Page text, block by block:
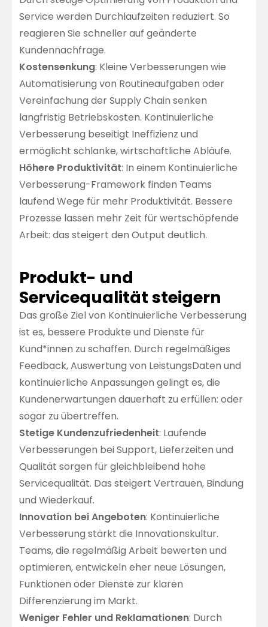
Service werden Durchlaufzeiten reduziert. So
reagieren Sie schneller auf geänderte
Kundennachfrage.
Kostensenkung: Kleine Verbesserungen wie
Automatisierung von Routineaufgaben oder
Vereinfachung der Supply Chain senken
langfristig Betriebskosten. Kontinuierliche
Verbesserung beseitigt Ineffizienz und
ermöglicht schlanke, wirtschaftliche Abläufe.
Höhere Produktivität: In einem Kontinuierliche
Verbesserung-Framework finden Teams
laufend Wege für mehr Produktivität. Bessere
Prozesse lassen mehr Zeit für wertschöpfende
Arbeit: das steigert den Output deutlich.
Produkt- und
Servicequalität steigern
Das große Ziel von Kontinuierliche Verbesserung
ist es, bessere Produkte und Dienste für
Kund*innen zu schaffen. Durch regelmäßiges
Feedback, Auswertung von LeistungsDaten und
kontinuierliche Anpassungen gelingt es, die
Kundenerwartungen dauerhaft zu erfüllen: oder
sogar zu übertreffen.
Stetige Kundenzufriedenheit: Laufende
Verbesserungen bei Support, Lieferzeiten und
Qualität sorgen für gleichbleibend hohe
Servicequalität. Das steigert Vertrauen, Bindung
und Wiederkauf.
Innovation bei Angeboten: Kontinuierliche
Verbesserung stärkt die Innovationskultur.
Teams, die regelmäßig Arbeit bewerten und
optimieren, entwickeln eher neue Lösungen,
Funktionen oder Dienste zur klaren
Differenzierung im Markt.
Weniger Fehler und Reklamationen: Durch